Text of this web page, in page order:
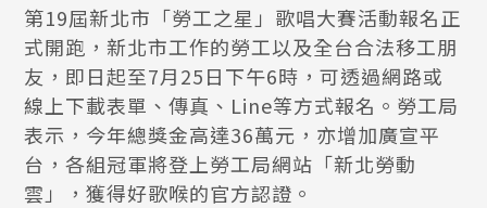
第19屆新北市「勞工之星」歌唱大賽活動報名正
式開跑，新北市工作的勞工以及全台合法移工朋
友，即日起至7月25日下午6時，可透過網路或
線上下載表單、傳真、Line等方式報名。勞工局
表示，今年總獎金高達36萬元，亦增加廣宣平
台，各組冠軍將登上勞工局網站「新北勞動
雲」，獲得好歌喉的官方認證。